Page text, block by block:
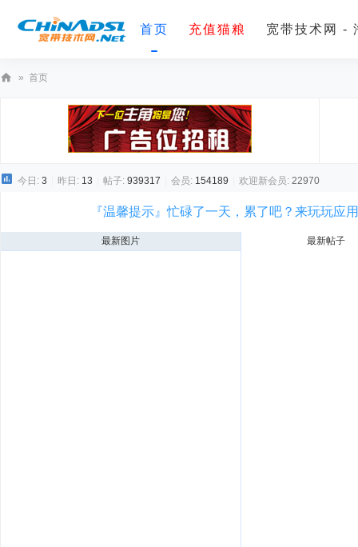
首页 充值猫粮 宽带技术网 -
» 首页
今日: 3 昨日: 13 帖子: 939317 会员: 154189 欢迎新会员: 22970
『温馨提示』忙碌了一天，累了吧？来玩玩应
最新图片 最新帖子